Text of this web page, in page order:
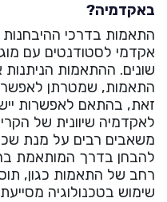
באקדמיה?
התאמות בדרכי ההיבחנות
אקדמי לסטודנטים עם
שונים. ההתאמות
התאמות, שמטרתן לאפשר
זאת, בהתאם לאפשרות
לאקדמיה שיוונית של
משאבים רבים על מנת
להבחן בדרך המותאמת
רחב של התאמות כגון,
שימוש בטכנולוגיה